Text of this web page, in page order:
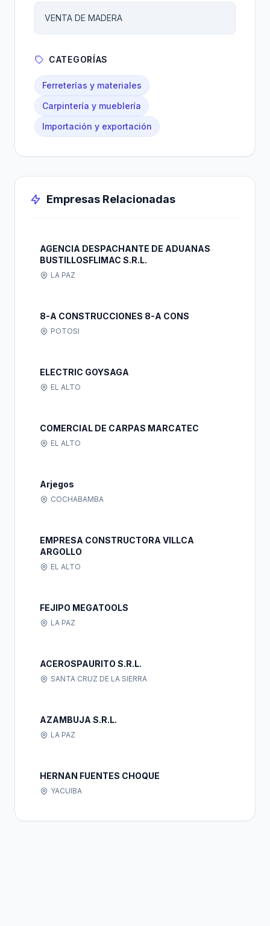
VENTA DE MADERA
CATEGORÍAS
Ferreterías y materiales
Carpintería y mueblería
Importación y exportación
Empresas Relacionadas
AGENCIA DESPACHANTE DE ADUANAS
BUSTILLOSFLIMAC S.R.L.
LA PAZ
8-A CONSTRUCCIONES 8-A CONS
POTOSI
ELECTRIC GOYSAGA
EL ALTO
COMERCIAL DE CARPAS MARCATEC
EL ALTO
Arjegos
COCHABAMBA
EMPRESA CONSTRUCTORA VILLCA
ARGOLLO
EL ALTO
FEJIPO MEGATOOLS
LA PAZ
ACEROSPAURITO S.R.L.
SANTA CRUZ DE LA SIERRA
AZAMBUJA S.R.L.
LA PAZ
HERNAN FUENTES CHOQUE
YACUIBA